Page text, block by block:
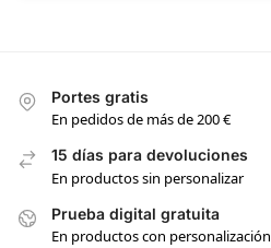
Portes gratis
En pedidos de más de 200 €
15 días para devoluciones
En productos sin personalizar
Prueba digital gratuita
En productos con personalización